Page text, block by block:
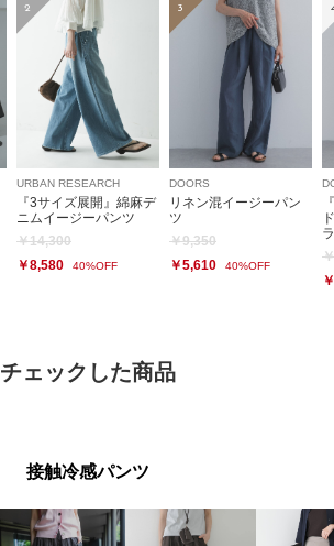
2
URBAN RESEARCH
『3サイズ展開』綿麻デ
ニムイージーパンツ
￥14,300
￥8,580
40%OFF
3
DOORS
リネン混イージーパン
ツ
￥9,350
￥5,610
40%OFF
チェックした商品
接触冷感パンツ